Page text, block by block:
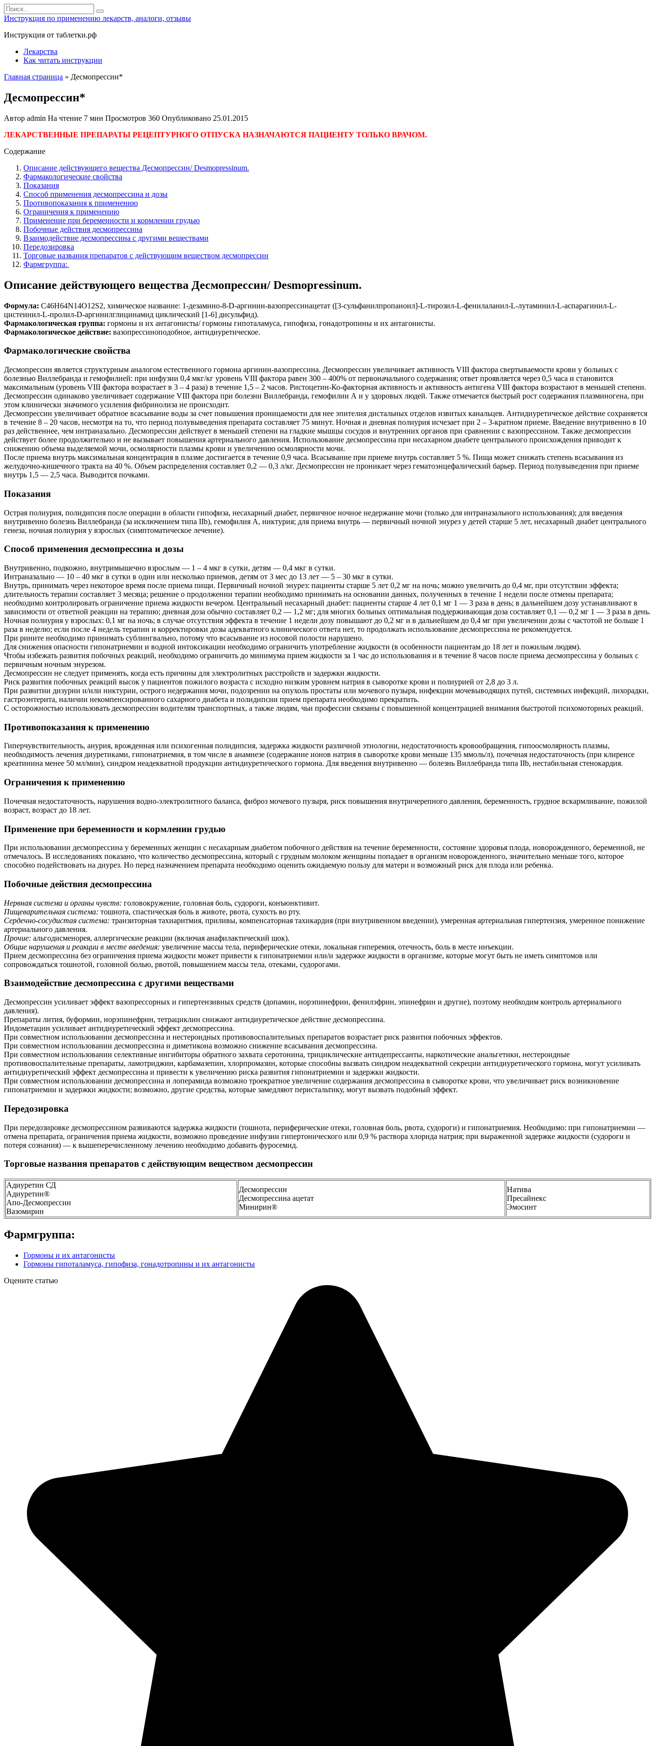
Перейти
к
содержанию
Search
for:
Инструкция по применению лекарств, аналоги, отзывы
Инструкция от таблетки.рф
Лекарства
Как читать инструкции
Главная страница » Десмопрессин*
Десмопрессин*
Автор admin На чтение 7 мин Просмотров 360 Опубликовано 25.01.2015
ЛЕКАРСТВЕННЫЕ ПРЕПАРАТЫ РЕЦЕПТУРНОГО ОТПУСКА НАЗНАЧАЮТСЯ ПАЦИЕНТУ ТОЛЬКО ВРАЧОМ.
Содержание
Описание действующего вещества Десмопрессин/ Desmopressinum.
Фармакологические свойства
Показания
Способ применения десмопрессина и дозы
Противопоказания к применению
Ограничения к применению
Применение при беременности и кормлении грудью
Побочные действия десмопрессина
Взаимодействие десмопрессина с другими веществами
Передозировка
Торговые названия препаратов с действующим веществом десмопрессин
Фармгруппа:
Описание действующего вещества Десмопрессин/ Desmopressinum.
Формула: C46H64N14O12S2, химическое название: 1-дезамино-8-D-аргинин-вазопрессинацетат ([3-сульфанилпропаноил]-L-тирозил-L-фенилаланил-L-лутаминил-L-аспарагинил-L-
цистеинил-L-пролил-D-аргинилглицинамид циклический [1-6] дисульфид).
Фармакологическая группа: гормоны и их антагонисты/ гормоны гипоталамуса, гипофиза, гонадотропины и их антагонисты.
Фармакологическое действие: вазопрессиноподобное, антидиуретическое.
Фармакологические свойства
Десмопрессин является структурным аналогом естественного гормона аргинин-вазопрессина. Десмопрессин увеличивает активность VIII фактора свертываемости крови у больных с
болезнью Виллебранда и гемофилией: при инфузии 0,4 мкг/кг уровень VIII фактора равен 300 – 400% от первоначального содержания; ответ проявляется через 0,5 часа и становится
максимальным (уровень VIII фактора возрастает в 3 – 4 раза) в течение 1,5 – 2 часов. Ристоцетин-Ко-факторная активность и активность антигена VIII фактора возрастают в меньшей степени.
Десмопрессин одинаково увеличивает содержание VIII фактора при болезни Виллебранда, гемофилии А и у здоровых людей. Также отмечается быстрый рост содержания плазминогена, при
этом клинически значимого усиления фибринолиза не происходит.
Десмопрессин увеличивает обратное всасывание воды за счет повышения проницаемости для нее эпителия дистальных отделов извитых канальцев. Антидиуретическое действие сохраняется
в течение 8 – 20 часов, несмотря на то, что период полувыведения препарата составляет 75 минут. Ночная и дневная полиурия исчезает при 2 – 3-кратном приеме. Введение внутривенно в 10
раз действеннее, чем интраназально. Десмопрессин действует в меньшей степени на гладкие мышцы сосудов и внутренних органов при сравнении с вазопрессином. Также десмопрессин
действует более продолжительно и не вызывает повышения артериального давления. Использование десмопрессина при несахарном диабете центрального происхождения приводит к
снижению объема выделяемой мочи, осмолярности плазмы крови и увеличению осмолярности мочи.
После приема внутрь максимальная концентрация в плазме достигается в течение 0,9 часа. Всасывание при приеме внутрь составляет 5 %. Пища может снижать степень всасывания из
желудочно-кишечного тракта на 40 %. Объем распределения составляет 0,2 — 0,3 л/кг. Десмопрессин не проникает через гематоэнцефалический барьер. Период полувыведения при приеме
внутрь 1,5 — 2,5 часа. Выводится почками.
Показания
Острая полиурия, полидипсия после операции в области гипофиза, несахарный диабет, первичное ночное недержание мочи (только для интраназального использования); для введения
внутривенно болезнь Виллебранда (за исключением типа IIb), гемофилия А, никтурия; для приема внутрь — первичный ночной энурез у детей старше 5 лет, несахарный диабет центрального
генеза, ночная полиурия у взрослых (симптоматическое лечение).
Способ применения десмопрессина и дозы
Внутривенно, подкожно, внутримышечно взрослым — 1 – 4 мкг в сутки, детям — 0,4 мкг в сутки.
Интраназально — 10 – 40 мкг в сутки в один или несколько приемов, детям от 3 мес до 13 лет — 5 – 30 мкг в сутки.
Внутрь, принимать через некоторое время после приема пищи. Первичный ночной энурез: пациенты старше 5 лет 0,2 мг на ночь; можно увеличить до 0,4 мг, при отсутствии эффекта;
длительность терапии составляет 3 месяца; решение о продолжении терапии необходимо принимать на основании данных, полученных в течение 1 недели после отмены препарата;
необходимо контролировать ограничение приема жидкости вечером. Центральный несахарный диабет: пациенты старше 4 лет 0,1 мг 1 — 3 раза в день; в дальнейшем дозу устанавливают в
зависимости от ответной реакции на терапию; дневная доза обычно составляет 0,2 — 1,2 мг; для многих больных оптимальная поддерживающая доза составляет 0,1 — 0,2 мг 1 — 3 раза в день.
Ночная полиурия у взрослых: 0,1 мг на ночь; в случае отсутствия эффекта в течение 1 недели дозу повышают до 0,2 мг и в дальнейшем до 0,4 мг при увеличении дозы с частотой не больше 1
раза в неделю; если после 4 недель терапии и корректировки дозы адекватного клинического ответа нет, то продолжать использование десмопрессина не рекомендуется.
При рините необходимо принимать сублингвально, потому что всасывание из носовой полости нарушено.
Для снижения опасности гипонатриемии и водной интоксикации необходимо ограничить употребление жидкости (в особенности пациентам до 18 лет и пожилым людям).
Чтобы избежать развития побочных реакций, необходимо ограничить до минимума прием жидкости за 1 час до использования и в течение 8 часов после приема десмопрессина у больных с
первичным ночным энурезом.
Десмопрессин не следует применять, когда есть причины для электролитных расстройств и задержки жидкости.
Риск развития побочных реакций высок у пациентов пожилого возраста с исходно низким уровнем натрия в сыворотке крови и полиурией от 2,8 до 3 л.
При развитии дизурии и/или никтурии, острого недержания мочи, подозрении на опухоль простаты или мочевого пузыря, инфекции мочевыводящих путей, системных инфекций, лихорадки,
гастроэнтерита, наличии некомпенсированного сахарного диабета и полидипсии прием препарата необходимо прекратить.
С осторожностью использовать десмопрессин водителям транспортных, а также людям, чьи профессии связаны с повышенной концентрацией внимания быстротой психомоторных реакций.
Противопоказания к применению
Гиперчувствительность, анурия, врожденная или психогенная полидипсия, задержка жидкости различной этиологии, недостаточность кровообращения, гипоосмолярность плазмы,
необходимость лечения диуретиками, гипонатриемия, в том числе в анамнезе (содержание ионов натрия в сыворотке крови меньше 135 ммоль/л), почечная недостаточность (при клиренсе
креатинина менее 50 мл/мин), синдром неадекватной продукции антидиуретического гормона. Для введения внутривенно — болезнь Виллебранда типа IIb, нестабильная стенокардия.
Ограничения к применению
Почечная недостаточность, нарушения водно-электролитного баланса, фиброз мочевого пузыря, риск повышения внутричерепного давления, беременность, грудное вскармливание, пожилой
возраст, возраст до 18 лет.
Применение при беременности и кормлении грудью
При использовании десмопрессина у беременных женщин с несахарным диабетом побочного действия на течение беременности, состояние здоровья плода, новорожденного, беременной, не
отмечалось. В исследованиях показано, что количество десмопрессина, который с грудным молоком женщины попадает в организм новорожденного, значительно меньше того, которое
способно подействовать на диурез. Но перед назначением препарата необходимо оценить ожидаемую пользу для матери и возможный риск для плода или ребенка.
Побочные действия десмопрессина
Нервная система и органы чувств: головокружение, головная боль, судороги, конъюнктивит.
Пищеварительная система: тошнота, спастическая боль в животе, рвота, сухость во рту.
Сердечно-сосудистая система: транзиторная тахиаритмия, приливы, компенсаторная тахикардия (при внутривенном введении), умеренная артериальная гипертензия, умеренное понижение
артериального давления.
Прочие: альгодисменорея, аллергические реакции (включая анафилактический шок).
Общие нарушения и реакции в месте введения: увеличение массы тела, периферические отеки, локальная гиперемия, отечность, боль в месте инъекции.
Прием десмопрессина без ограничения приема жидкости может привести к гипонатриемии или/и задержке жидкости в организме, которые могут быть не иметь симптомов или
сопровождаться тошнотой, головной болью, рвотой, повышением массы тела, отеками, судорогами.
Взаимодействие десмопрессина с другими веществами
Десмопрессин усиливает эффект вазопрессорных и гипертензивных средств (допамин, норэпинефрин, фенилэфрин, эпинефрин и другие), поэтому необходим контроль артериального
давления).
Препараты лития, буформин, норэпинефрин, тетрациклин снижают антидиуретическое действие десмопрессина.
Индометацин усиливает антидиуретический эффект десмопрессина.
При совместном использовании десмопрессина и нестероидных противовоспалительных препаратов возрастает риск развития побочных эффектов.
При совместном использовании десмопрессина и диметикона возможно снижение всасывания десмопрессина.
При совместном использовании селективные ингибиторы обратного захвата серотонина, трициклические антидепрессанты, наркотические анальгетики, нестероидные
противовоспалительные препараты, ламотриджин, карбамазепин, хлорпромазин, которые способны вызвать синдром неадекватной секреции антидиуретического гормона, могут усиливать
антидиуретический эффект десмопрессина и привести к увеличению риска развития гипонатриемии и задержки жидкости.
При совместном использовании десмопрессина и лоперамида возможно троекратное увеличение содержания десмопрессина в сыворотке крови, что увеличивает риск возникновение
гипонатриемии и задержки жидкости; возможно, другие средства, которые замедляют перистальтику, могут вызвать подобный эффект.
Передозировка
При передозировке десмопрессином развиваются задержка жидкости (тошнота, периферические отеки, головная боль, рвота, судороги) и гипонатриемия. Необходимо: при гипонатриемии —
отмена препарата, ограничения приема жидкости, возможно проведение инфузии гипертонического или 0,9 % раствора хлорида натрия; при выраженной задержке жидкости (судороги и
потеря сознания) — к вышеперечисленному лечению необходимо добавить фуросемид.
Торговые названия препаратов с действующим веществом десмопрессин
Адиуретин СД
Адиуретин®
Апо-Десмопрессин
Вазомирин
Десмопрессин
Десмопрессина ацетат
Минирин®
Натива
Пресайнекс
Эмосинт
Фармгруппа:
Гормоны и их антагонисты
Гормоны гипоталамуса, гипофиза, гонадотропины и их антагонисты
Оцените статью